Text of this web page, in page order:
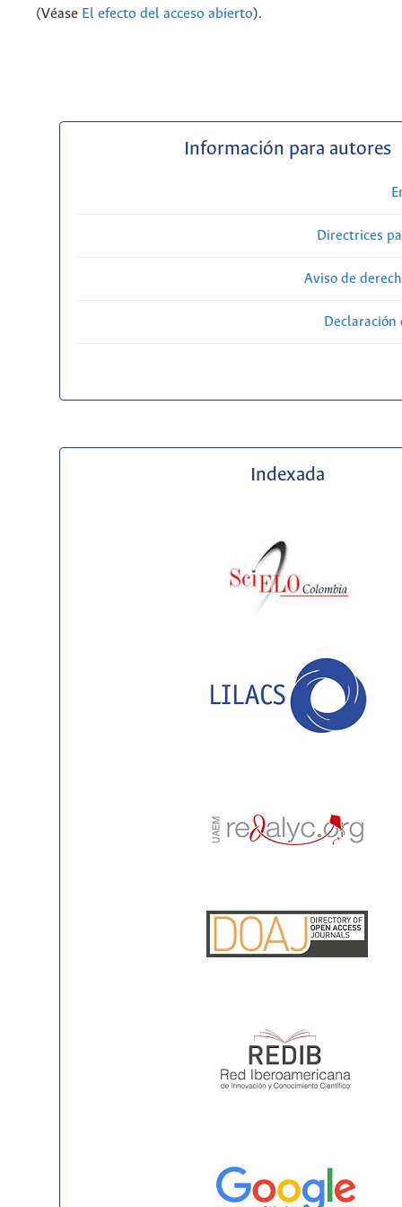
(Véase El efecto del acceso abierto).
Información para autores
Directrices
Aviso de
Indexada